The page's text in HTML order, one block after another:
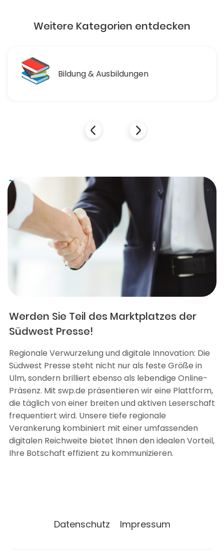
Weitere Kategorien entdecken
📚 Bildung & Ausbildungen
Werden Sie Teil des Marktplatzes der
Südwest Presse!
Regionale Verwurzelung und digitale Innovation: Die
Südwest Presse steht nicht nur als feste Größe in
Ulm, sondern brilliert ebenso als lebendige Online-
Präsenz. Mit swp.de präsentieren wir eine Plattform,
die täglich von einer breiten und aktiven Leserschaft
frequentiert wird. Unsere tiefe regionale
Verankerung kombiniert mit einer umfassenden
digitalen Reichweite bietet Ihnen den idealen Vorteil,
Ihre Botschaft effizient zu kommunizieren.
Datenschutz Impressum